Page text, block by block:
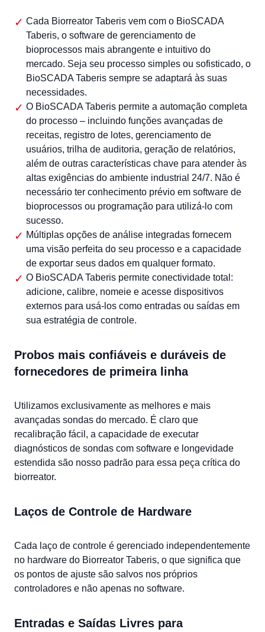
Cada Biorreator Taberis vem com o BioSCADA
Taberis, o software de gerenciamento de
bioprocessos mais abrangente e intuitivo do
mercado. Seja seu processo simples ou sofisticado, o
BioSCADA Taberis sempre se adaptará às suas
necessidades.
O BioSCADA Taberis permite a automação completa
do processo – incluindo funções avançadas de
receitas, registro de lotes, gerenciamento de
usuários, trilha de auditoria, geração de relatórios,
além de outras características chave para atender às
altas exigências do ambiente industrial 24/7. Não é
necessário ter conhecimento prévio em software de
bioprocessos ou programação para utilizá-lo com
sucesso.
Múltiplas opções de análise integradas fornecem
uma visão perfeita do seu processo e a capacidade
de exportar seus dados em qualquer formato.
O BioSCADA Taberis permite conectividade total:
adicione, calibre, nomeie e acesse dispositivos
externos para usá-los como entradas ou saídas em
sua estratégia de controle.
Probos mais confiáveis e duráveis de
fornecedores de primeira linha
Utilizamos exclusivamente as melhores e mais
avançadas sondas do mercado. É claro que
recalibração fácil, a capacidade de executar
diagnósticos de sondas com software e longevidade
estendida são nosso padrão para essa peça crítica do
biorreator.
Laços de Controle de Hardware
Cada laço de controle é gerenciado independentemente
no hardware do Biorreator Taberis, o que significa que
os pontos de ajuste são salvos nos próprios
controladores e não apenas no software.
Entradas e Saídas Livres para